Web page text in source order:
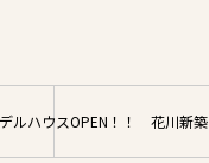
マンションサイト
ルハウスOPEN！！ 花川新築